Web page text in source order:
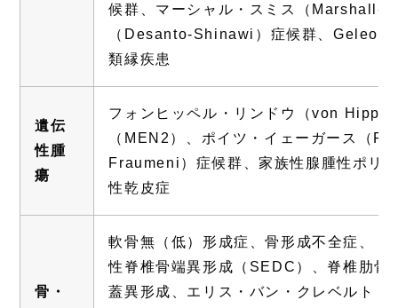
候群、マーシャル・スミス（Marshall-
（Desanto-Shinawi）症候群、
類縁疾患
遺伝
性腫
瘍
フォンヒッペル・リンドウ（von
（MEN2）、ポイツ・イェーガース（
Fraumeni）症候群、家族性腺腫性ポリ
性乾皮症
骨・
軟骨無（低）形成症、骨形成不全症、
性脊椎骨端異形成（SEDC）、脊椎肋
蓋異形成、エリス・バン・クレベルト